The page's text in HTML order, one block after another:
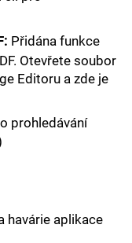
Přidána funkce
Otevřete soubor
Editoru a zde je
prohledávání
havárie aplikace